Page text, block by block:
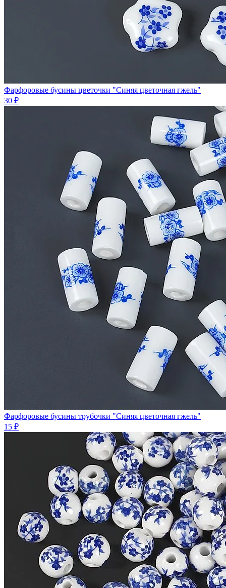
Фарфоровые бусины цветочки "Синяя цветочная гжель"
30 ₽
Фарфоровые бусины трубочки "Синяя цветочная гжель"
15 ₽